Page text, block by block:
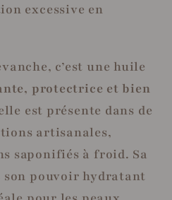
excessive en
c’est une huile
protectrice et bien
est présente dans de
artisanales,
saponifiés à froid. Sa
pouvoir hydratant